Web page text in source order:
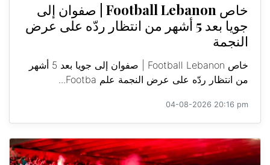
خاص Football Lebanon | صفوان إلى
جويا بعد 5 أشهر من انتظار ردّه على عرض
النجمة
خاص Football Lebanon | صفوان إلى جويا بعد 5 أشهر
من انتظار ردّه على عرض النجمة علم Footba...
04-08-2026 20:16 pm